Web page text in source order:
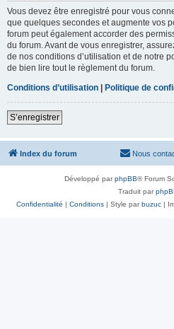
Vous devez être enregistré pour vous
que quelques secondes et augmente vos
forum peut également accorder des
du forum. Avant de vous enregistrer,
de nos conditions d’utilisation et de notre
de bien lire tout le règlement du forum.
Conditions d’utilisation | Politique de
S’enregistrer
Index du forum Nous
Développé parphpBB® Forum
Traduit par
Confidentialité | Conditions| Style parbuzuc|